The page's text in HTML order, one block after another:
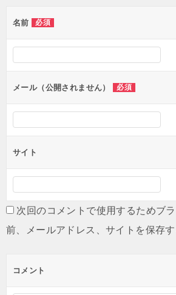
ー
シ
ョ
ン
名前 必須
メール（公開されません） 必須
サイト
次回のコメントで使用するためブ
前、メールアドレス、サイトを保存す
コメント